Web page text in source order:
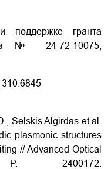
поддержке гранта
№ 24-72-10075,
Selskis Algirdas et al.
plasmonic structures
// Advanced Optical
2400172.